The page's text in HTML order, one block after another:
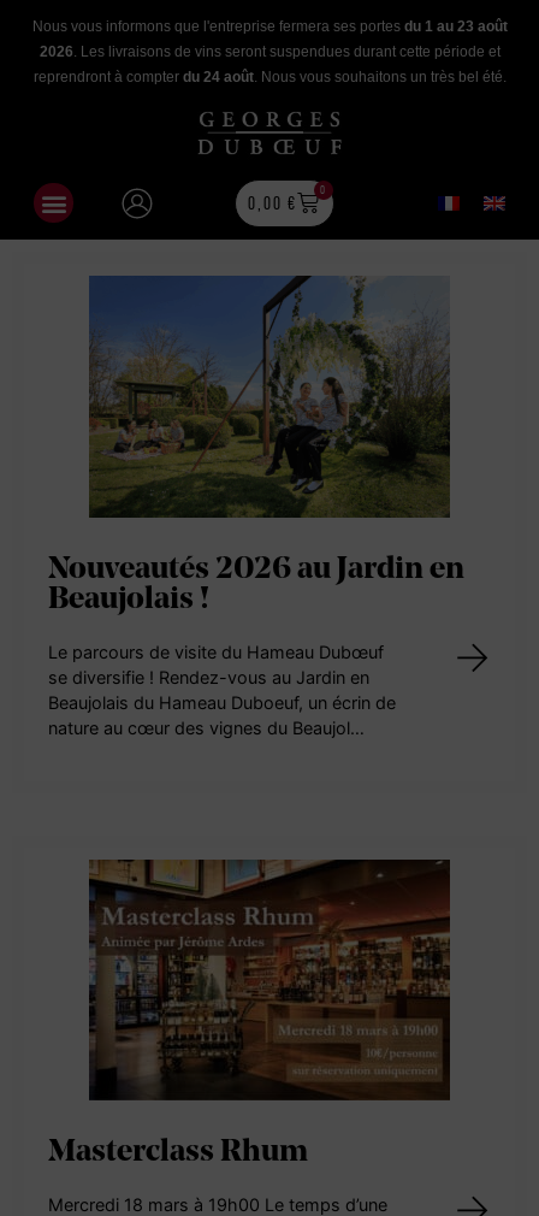
Nous vous informons que l'entreprise fermera ses portes du 1 au 23 août
2026. Les livraisons de vins seront suspendues durant cette période et
reprendront à compter du 24 août. Nous vous souhaitons un très bel été.
0,00€
0
Nouveautés 2026 au Jardin en
Beaujolais !
Le parcours de visite du Hameau Dubœuf
se diversifie ! Rendez-vous au Jardin en
Beaujolais du Hameau Duboeuf, un écrin de
nature au cœur des vignes du Beaujol…
Masterclass Rhum
Mercredi 18 mars à 19h00 Le temps d’une